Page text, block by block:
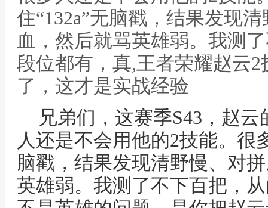
住“132a”无脑戳，结果发现
血，然后就骂英雄弱。我测
段位都有，真,王者荣耀赵云
了，这才是实战经验
兄弟们，这赛季S43，赵
人还是不会用他的2技能。很
脑戳，结果发现清野慢、对
英雄弱。我测了不下百把，